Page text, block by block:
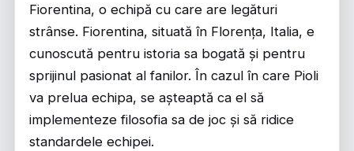
Fiorentina, o echipă cu care are legături
strânse. Fiorentina, situată în Florența, Italia, e
cunoscută pentru istoria sa bogată și pentru
sprijinul pasionat al fanilor. În cazul în care Pioli
va prelua echipa, se așteaptă ca el să
implementeze filosofia sa de joc și să ridice
standardele echipei.